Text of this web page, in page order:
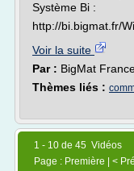
Système Bi :
http://bi.bigmat.fr/
Voir la suite
Par : BigMat
Thèmes liés :
1 - 10 de 45 Vidéos
Page : Première | <